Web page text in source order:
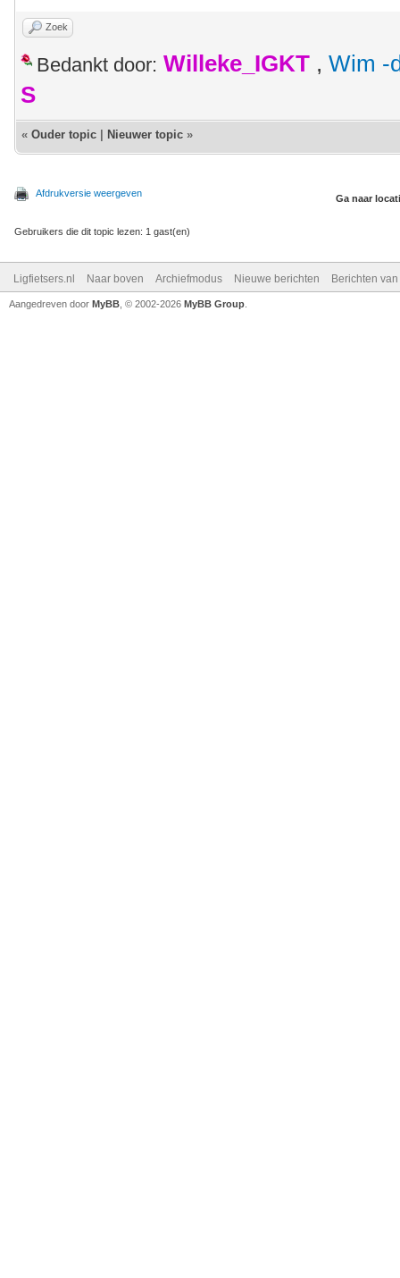
Zoek
Bedankt door: Willeke_IGKT , Wim -
S
« Ouder topic Nieuwer topic »
Afdrukversie weergeven Ga naar
Gebruikers die dit topic lezen: 1 gast(en)
Ligfietsers.nl Naar boven Archiefmodus Nieuwe berichten Berichten
Aangedreven door MyBB , © 2002-2026 MyBB Group